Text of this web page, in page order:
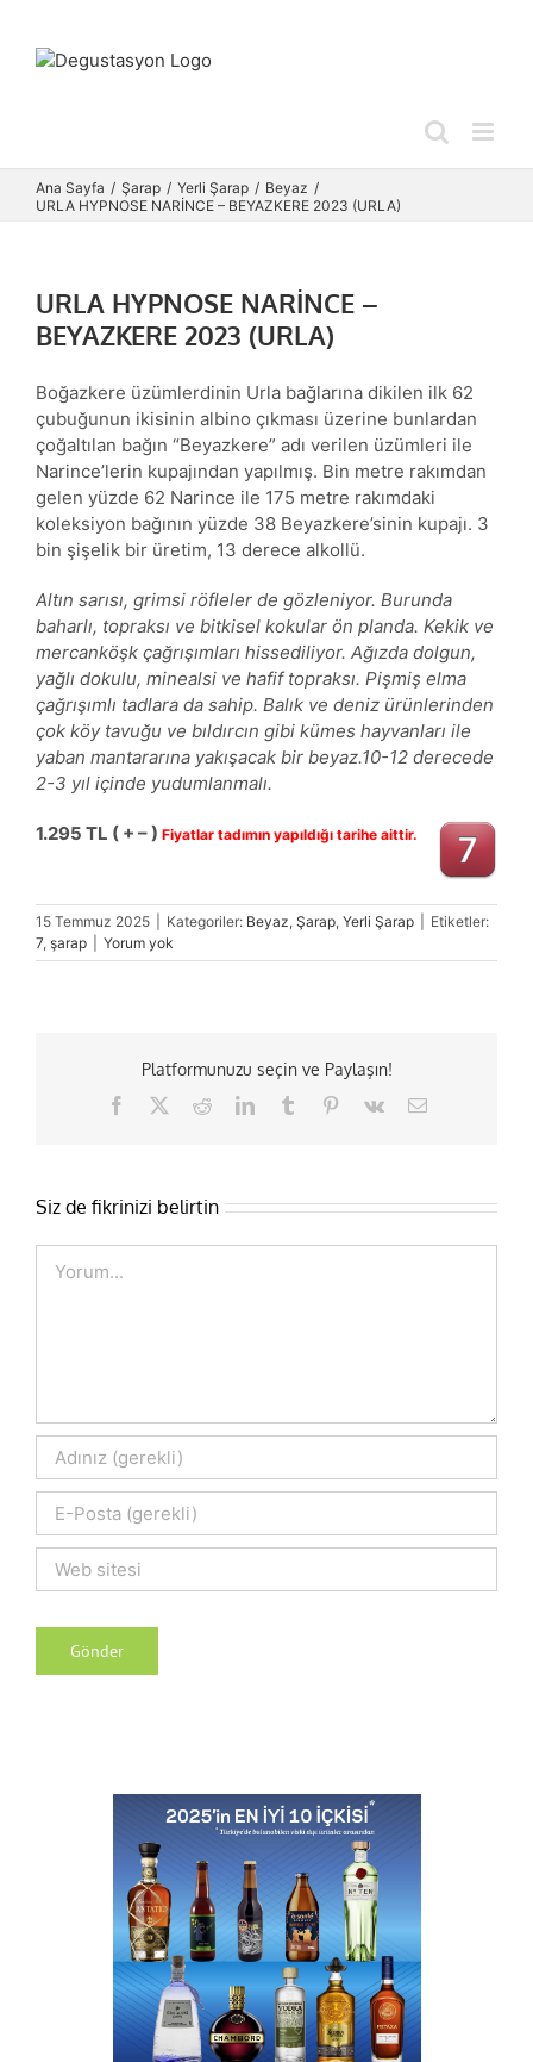
content
Ana Sayfa Şarap Yerli Şarap
Beyaz
URLA HYPNOSE NARİNCE – BEYAZKERE 2023 (URLA)
URLA HYPNOSE NARİNCE –
BEYAZKERE 2023 (URLA)
Boğazkere üzümlerdinin Urla bağlarına dikilen ilk 62
çubuğunun ikisinin albino çıkması üzerine bunlardan
çoğaltılan bağın “Beyazkere” adı verilen üzümleri ile
Narince’lerin kupajından yapılmış. Bin metre rakımdan
gelen yüzde 62 Narince ile 175 metre rakımdaki
koleksiyon bağının yüzde 38 Beyazkere’sinin kupajı. 3
bin şişelik bir üretim, 13 derece alkollü.
Altın sarısı, grimsi röfleler de gözleniyor. Burunda
baharlı, topraksı ve bitkisel kokular ön planda. Kekik ve
mercanköşk çağrışımları hissediliyor. Ağızda dolgun,
yağlı dokulu, minealsi ve hafif topraksı. Pişmiş elma
çağrışımlı tadlara da sahip. Balık ve deniz ürünlerinden
çok köy tavuğu ve bıldırcın gibi kümes hayvanları ile
yaban mantararına yakışacak bir beyaz.10-12 derecede
2-3 yıl içinde yudumlanmalı.
1.295 TL ( + – ) Fiyatlar tadımın yapıldığı tarihe aittir.
15 Temmuz 2025 Kategoriler: Beyaz, Şarap, Yerli Şarap
Etiketler:
7, şarap Yorum yok
Platformunuzu seçin ve Paylaşın!
Facebook RedditLinkedInTumblr Pinterest
Vk
E-
Siz de fikrinizi belirtin